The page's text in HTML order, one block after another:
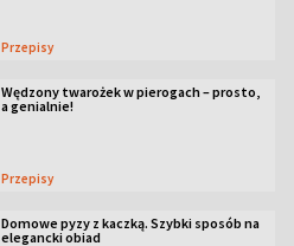
Przepisy
Wędzony twarożek w pierogach – prosto,
a genialnie!
Przepisy
Domowe pyzy z kaczką. Szybki sposób na
elegancki obiad